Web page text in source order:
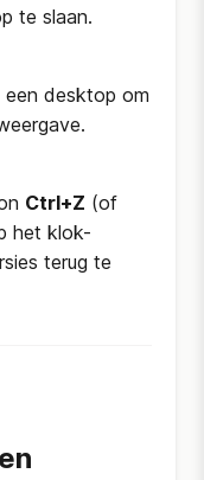
te slaan.
desktop om
Ctrl+Z (of
het klok-
terug te